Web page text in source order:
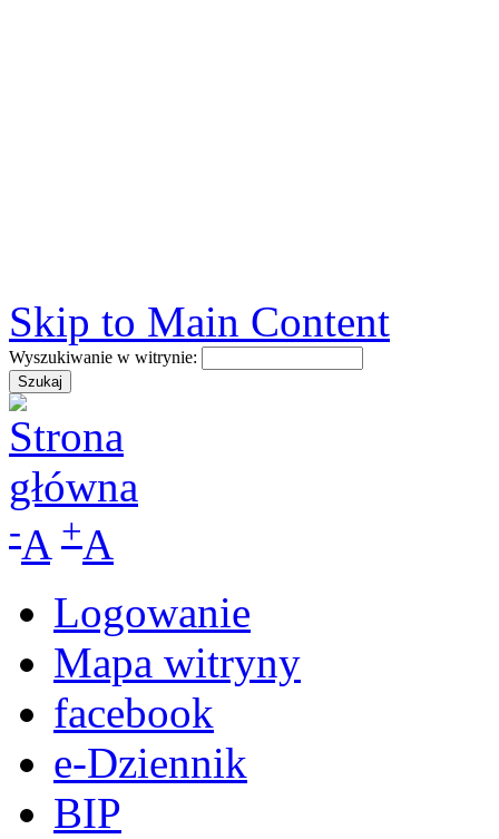
Skip to Main Content
Wyszukiwanie w witrynie:
-A +A
Logowanie
Mapa witryny
facebook
e-Dziennik
BIP